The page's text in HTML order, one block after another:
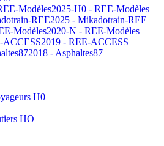
2025-H0 - REE-Modèles
2025 - Mikadotrain-REE
2020-N - REE-Modèles
2019 - REE-ACCESS
2018 - Asphaltes87
H0
HO